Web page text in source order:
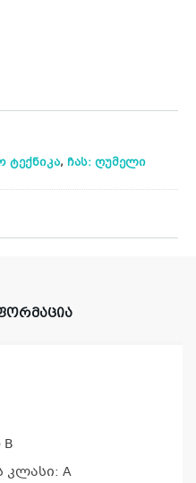
ტექნიკა, ჩას: ღუმელი
კლასი: A